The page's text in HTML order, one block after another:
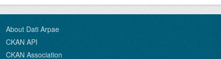
About Dati Arpae
CKAN API
CKAN Association